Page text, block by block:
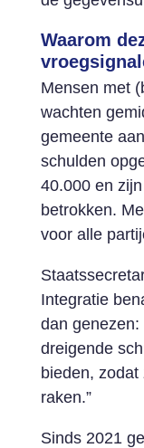
Waarom
Mensen met
wachten
gemeente
schulden
40.000 en
betrokken.
voor alle
Integratie
dan genezen:
dreigende
bieden,
raken.”
Sinds 2021